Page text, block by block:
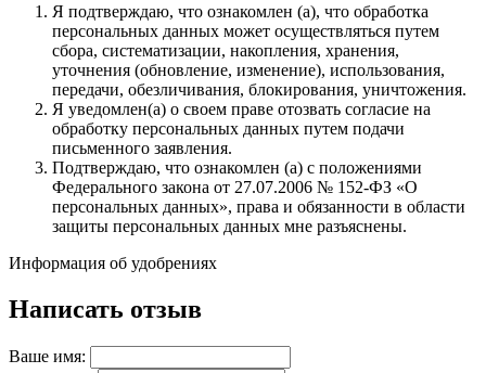
Я подтверждаю, что ознакомлен (а), что обработка
персональных данных может осуществляться путем
сбора, систематизации, накопления, хранения,
уточнения (обновление, изменение), использования,
передачи, обезличивания, блокирования, уничтожения.
Я уведомлен(а) о своем праве отозвать согласие на
обработку персональных данных путем подачи
письменного заявления.
Подтверждаю, что ознакомлен (а) с положениями
Федерального закона от 27.07.2006 № 152-ФЗ «О
персональных данных», права и обязанности в области
защиты персональных данных мне разъяснены.
Информация об удобрениях
Написать отзыв
Ваше имя: